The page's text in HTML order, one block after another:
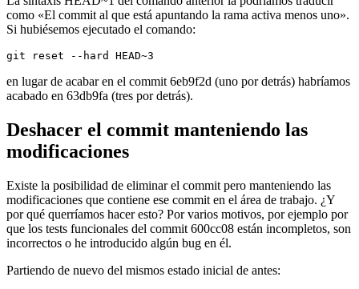
como «El commit al que está apuntando la rama activa menos uno».
Si hubiésemos ejecutado el comando:
git reset --hard HEAD~3
en lugar de acabar en el commit 6eb9f2d (uno por detrás) habríamos
acabado en 63db9fa (tres por detrás).
Deshacer el commit manteniendo las
modificaciones
Existe la posibilidad de eliminar el commit pero manteniendo las
modificaciones que contiene ese commit en el área de trabajo. ¿Y
por qué querríamos hacer esto? Por varios motivos, por ejemplo por
que los tests funcionales del commit 600cc08 están incompletos, son
incorrectos o he introducido algún bug en él.
Partiendo de nuevo del mismos estado inicial de antes: